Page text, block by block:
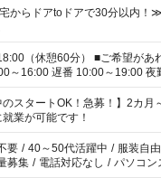
からドアtoドアで30分以内！
分） ■ご希望があれば下記シフトもOK！
～16:00 遅番 10:00～19:00 夜勤
合わせたい」 「余裕を持って
ば残業はしたくない」 など、
1つのお仕事の勤務時間。 合
できません。
のスタートOK！急募！】2カ
業が可能です！
要 / 40～50代活躍中 / 服装自由
募集 / 電話対応なし / パソコン